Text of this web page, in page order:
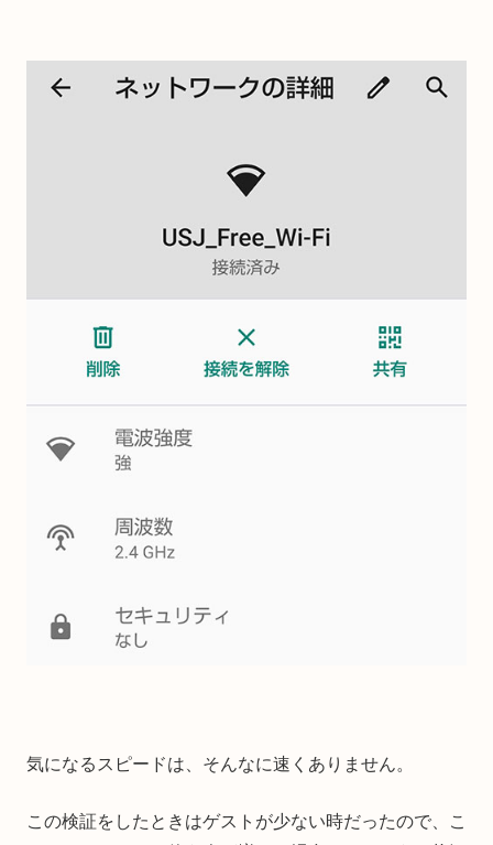
気になるスピードは、そんなに速くありません。
この検証をしたときはゲストが少ない時だったので、こ